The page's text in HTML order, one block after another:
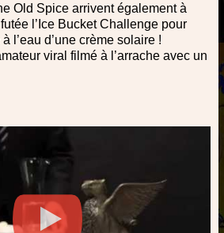
Old Spice arrivent également à
l’Ice Bucket Challenge pour
l’eau d’une crème solaire !
viral filmé à l’arrache avec un